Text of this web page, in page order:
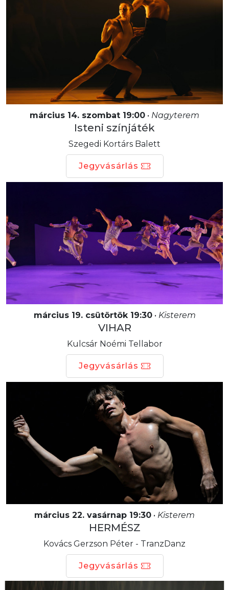
március 14. szombat 19:00 • Nagyterem
Isteni színjáték
Szegedi Kortárs Balett
Jegyvásárlás
március 19. csütörtök 19:30• Kisterem
VIHAR
Kulcsár Noémi Tellabor
Jegyvásárlás
március 22. vasárnap 19:30 • Kisterem
HERMÉSZ
Kovács Gerzson Péter - TranzDanz
Jegyvásárlás